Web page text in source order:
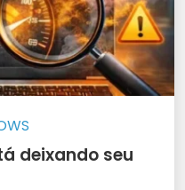
deixando seu